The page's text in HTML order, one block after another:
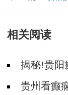
呢
相关阅读
揭秘!贵阳
吗?贵州看癫